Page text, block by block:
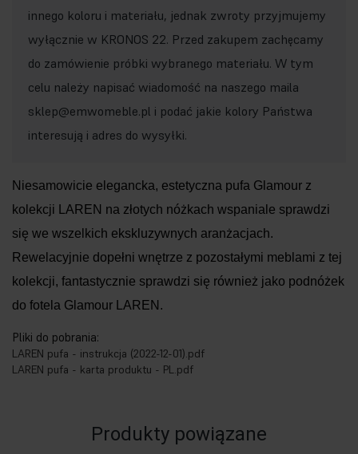
innego koloru i materiału, jednak zwroty przyjmujemy
wyłącznie w KRONOS 22. Przed zakupem zachęcamy
do zamówienie próbki wybranego materiału. W tym
celu należy napisać wiadomość na naszego maila
sklep@emwomeble.pl i podać jakie kolory Państwa
interesują i adres do wysyłki.
Niesamowicie elegancka, estetyczna pufa Glamour z
kolekcji LAREN na złotych nóżkach wspaniale sprawdzi
się we wszelkich ekskluzywnych aranżacjach.
Rewelacyjnie dopełni wnętrze z pozostałymi meblami z tej
kolekcji, fantastycznie sprawdzi się również jako podnóżek
do fotela Glamour LAREN.
Pliki do pobrania:
LAREN pufa - instrukcja (2022-12-01).pdf
LAREN pufa - karta produktu - PL.pdf
Produkty powiązane